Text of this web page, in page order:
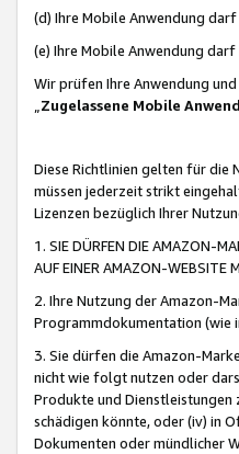
(d) Ihre Mobile Anwendung
(e) Ihre Mobile Anwendung
Wir prüfen Ihre Anwendung
„Zugelassene Mobile
Diese Richtlinien gelten für die
müssen jederzeit strikt
Lizenzen bezüglich Ihrer
1. SIE DÜRFEN DIE AMAZON-
AUF EINER AMAZON-WEBSITE
2. Ihre Nutzung der Amazon-
Programmdokumentation (wie
3. Sie dürfen die Amazon-
nicht wie folgt nutzen oder
Produkte und Dienstleistungen
schädigen könnte, oder (iv) in
Dokumenten oder mündlicher